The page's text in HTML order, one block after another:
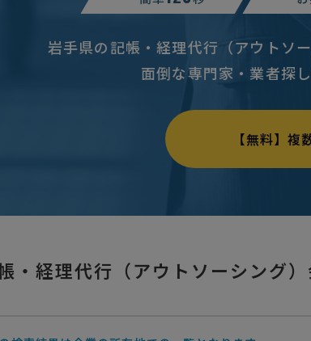
岩手県の記帳・経理代行（アウトソ
面倒な専門家・業者探
【無料】複
・経理代行（アウトソーシング